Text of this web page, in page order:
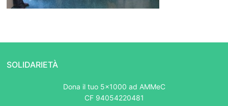
SOLIDARIETÀ
Dona il tuo 5x1000 ad AMMeC
CF 94054220481